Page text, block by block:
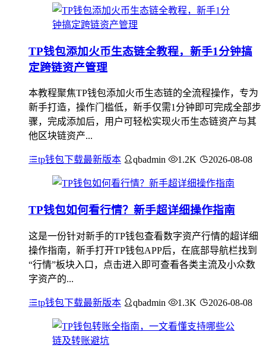
TP钱包添加火币生态链全教程，新手1分钟搞
定跨链资产管理
本教程聚焦TP钱包添加火币生态链的全流程操作，专为
新手打造，操作门槛低，新手仅需1分钟即可完成全部步
骤，完成添加后，用户可轻松实现火币生态链资产与其
他区块链资产...
tp钱包下载最新版本 qbadmin 1.2K 2026-08-08
TP钱包如何看行情？新手超详细操作指南
这是一份针对新手的TP钱包查看数字资产行情的超详细
操作指南，新手打开TP钱包APP后，在底部导航栏找到
“行情”板块入口，点击进入即可查看各类主流及小众数
字资产的...
tp钱包下载最新版本 qbadmin 1.3K 2026-08-08